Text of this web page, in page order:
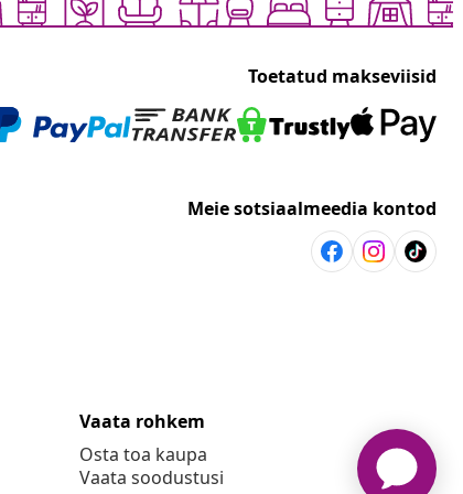
Toetatud makseviisid
Meie sotsiaalmeedia kontod
Vaata rohkem
Osta toa kaupa
Vaata soodustusi